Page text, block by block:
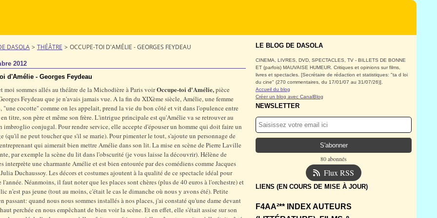
DASOLA > THÉÂTRE > OCCUPE-TOI D'AMÉLIE - GEORGES FEYDEAU
2012
d'Amélie - Georges Feydeau
moi sommes allés au théâtre de la Michodière à Paris voirOccupe-toi d'Amélie,pièce
Feydeau que je n'avais jamais vue. A la fin du XIXème siècle, Amélie, une femme
"une cocotte" comme on les appelait, prend la vie du bon côté et vit dans l'opulence entre
titre, son père et même son frère. L'intrigue principale est qu'Amélie va se retrouver au
imbroglio conjugal. Pour rendre service, elle accepte d'épouser un homme qui doit faire un
(qu'il ne peut toucher que s'il se marie). Pour pimenter le tout, s'ajoute un personnage de
qui aimerait bien mettre Amélie dans son lit. La mise en scène de Pierre Laville
par exemple la scène du lit dans l'obscurité (je vous laisse la découvrir). Hélène de
interprète une charmante Amélie et est bien entourée par des comédiens comme Jacques
Duchaussoy. Les décors et costumes ajoutent à la qualité de ce spectacle idéal pour
l'année. Néanmoins, il faut noter que les places sont chères (plus de 40 euros à l'orchestre) et
n'est pas jeune (tout au moins, c'était le cas le dimanche où nous y avons été). Petite
passant: quand nous nous sommes installés à nos places, j'ai constaté qu'une dame devant
perchée en nous empêchant de bien voir la scène. Et en effet, elle s'était assise sur son
LE BLOG DE DASOLA
CINEMA, LIVRES, DVD, SPECTACLES, TV - BILLETS DE BONNE
ET (parfois) MAUVAISE HUMEUR. Critiques et opinions sur films,
livres et spectacles. [Secrétaire de rédaction et statistiques: "ta d loi
du cine" (270 commentaires, du 17/01/07 au 31/07/26)].
Accueil du blog
Créer un blog avec CanalBlog
NEWSLETTER
80 abonnés
Flux RSS
LIENS (EN COURS DE MISE À JOUR)
F4AA²** INDEX AUTEURS